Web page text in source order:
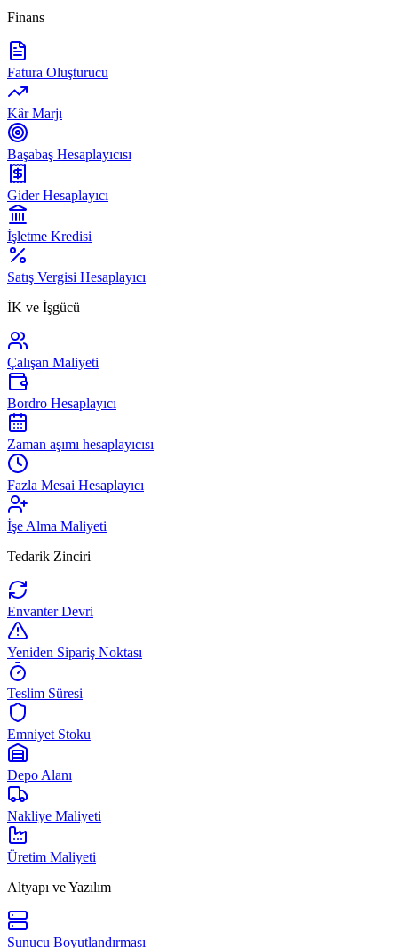
Finans
Fatura Oluşturucu
Kâr Marjı
Başabaş Hesaplayıcısı
Gider Hesaplayıcı
İşletme Kredisi
Satış Vergisi Hesaplayıcı
İK ve İşgücü
Çalışan Maliyeti
Bordro Hesaplayıcı
Zaman aşımı hesaplayıcısı
Fazla Mesai Hesaplayıcı
İşe Alma Maliyeti
Tedarik Zinciri
Envanter Devri
Yeniden Sipariş Noktası
Teslim Süresi
Emniyet Stoku
Depo Alanı
Nakliye Maliyeti
Üretim Maliyeti
Altyapı ve Yazılım
Sunucu Boyutlandırması